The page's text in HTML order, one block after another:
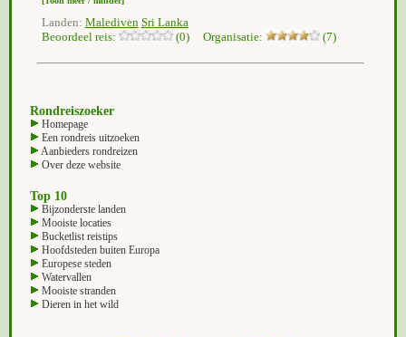
Landen: Malediven Sri Lanka
Beoordeel reis:
(0) Organisatie: (7)
Rondreiszoeker
Homepage
Een rondreis uitzoeken
Aanbieders rondreizen
Over deze website
Top 10
Bijzonderste landen
Mooiste locaties
Bucketlist reistips
Hoofdsteden buiten Europa
Europese steden
Watervallen
Mooiste stranden
Dieren in het wild